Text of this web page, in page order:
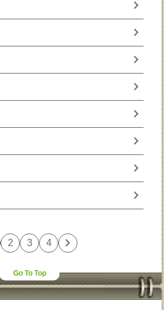
chevron_right
chevron_right
chevron_right
chevron_right
chevron_right
chevron_right
chevron_right
chevron_right
2 3 4 chevron_right
Go To Top